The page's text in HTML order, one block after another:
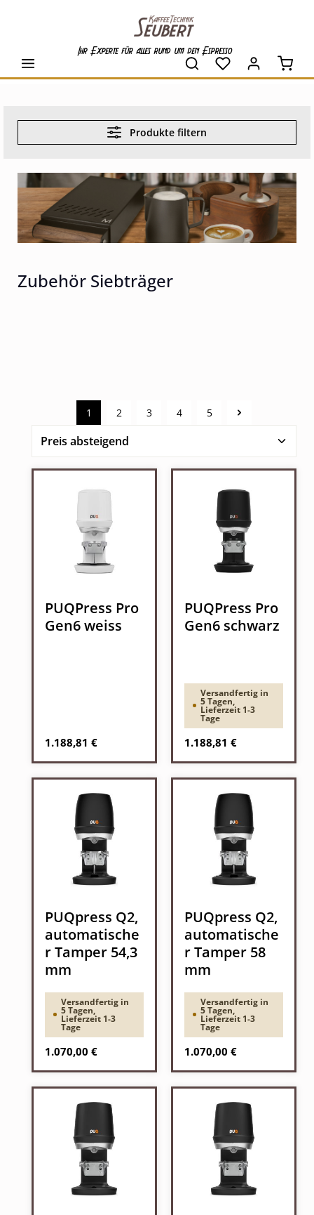
Ihr Experte für alles rund um den Espresso
Produkte filtern
Zubehör Siebträger
Seite
1 Seite
2 Seite
3 Seite
4 Seite
5
PUQPress Pro
Gen6 weiss
Regulärer Preis:
1.188,81 €
PUQPress Pro
Gen6 schwarz
Versandfertig in
5 Tagen,
Lieferzeit 1-3
Tage
Regulärer Preis:
1.188,81 €
PUQpress Q2,
automatische
r Tamper 54,3
mm
Versandfertig in
5 Tagen,
Lieferzeit 1-3
Tage
Regulärer Preis:
1.070,00 €
PUQpress Q2,
automatische
r Tamper 58
mm
Versandfertig in
5 Tagen,
Lieferzeit 1-3
Tage
Regulärer Preis:
1.070,00 €